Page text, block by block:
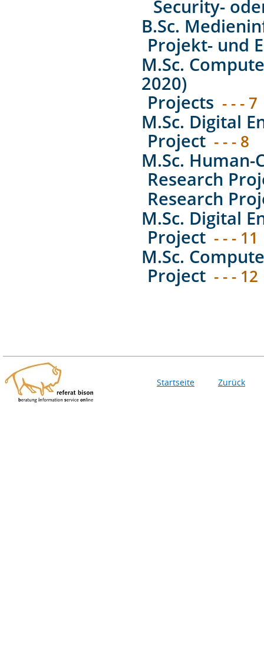
Security-
B.Sc.
Projekt- und
M.Sc.
2020)
Projects - - - 7
M.Sc. Digital
Project - - - 8
M.Sc.
Research
Research
M.Sc. Digital
Project - - - 11
M.Sc.
Project - - - 12
Startseite Zurück